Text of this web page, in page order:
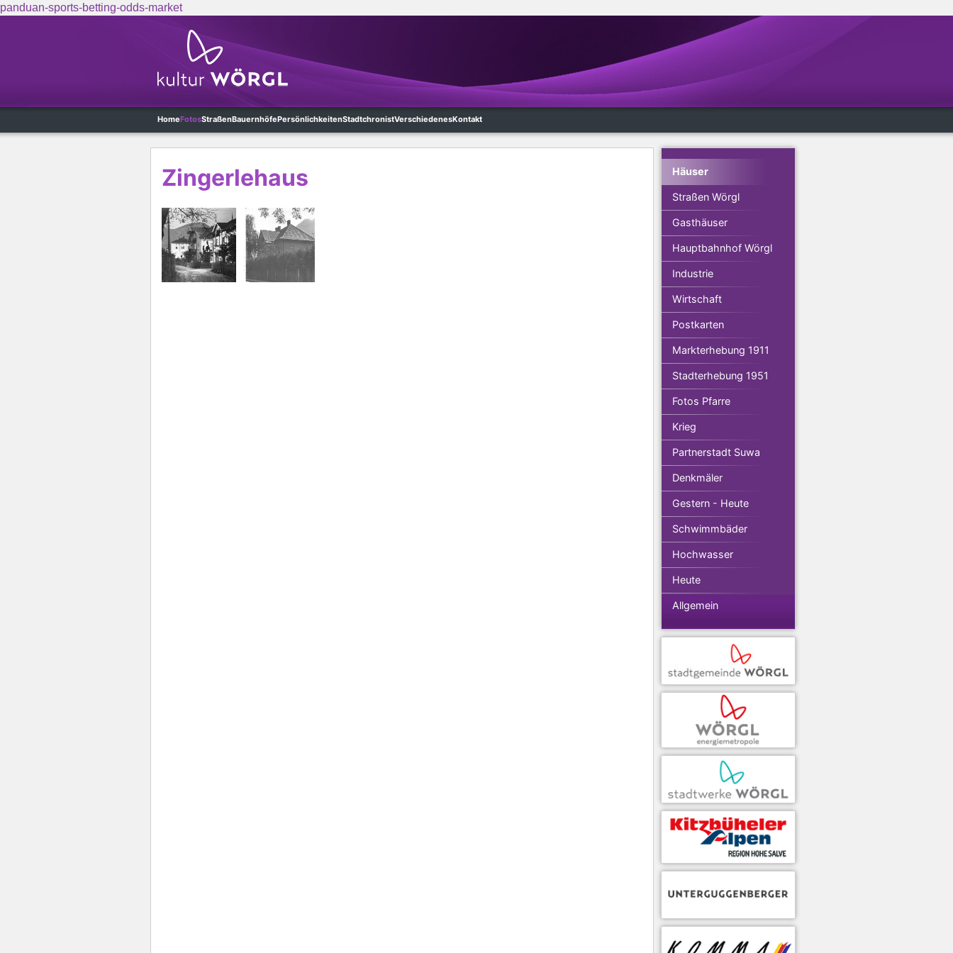
panduan-sports-betting-odds-market
HomeFotosStraßenBauernhöfePersönlichkeitenStadtchronistVerschiedenesKontakt
Zingerlehaus Häuser
Straßen Wörgl
Gasthäuser
Hauptbahnhof Wörgl
Industrie
Wirtschaft
Postkarten
Markterhebung 1911
Stadterhebung 1951
Fotos Pfarre
Krieg
Partnerstadt Suwa
Denkmäler
Gestern - Heute
Schwimmbäder
Hochwasser
Heute
Allgemein